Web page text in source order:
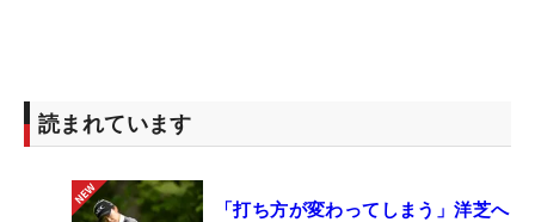
読まれています
「打ち方が変わってしまう」洋芝へ